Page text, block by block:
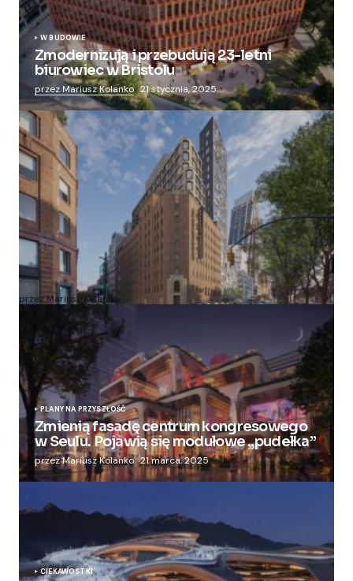
W BUDOWIE
Zmodernizują i przebudują 23-letni
biurowiec w Bristolu
przez Mariusz Kolanko 21 stycznia, 2025
Zmieniają więzienie dla kobiet w nowoczesny
apartamentowiec
przez Mariusz Kolanko 20 lipca, 2024
PLANY NA PRZYSZŁOŚĆ
Zmienią fasadę centrum kongresowego
w Seulu. Pojawią się modułowe „pudełka”
przez Mariusz Kolanko 21 marca, 2025
CIEKAWOSTKI